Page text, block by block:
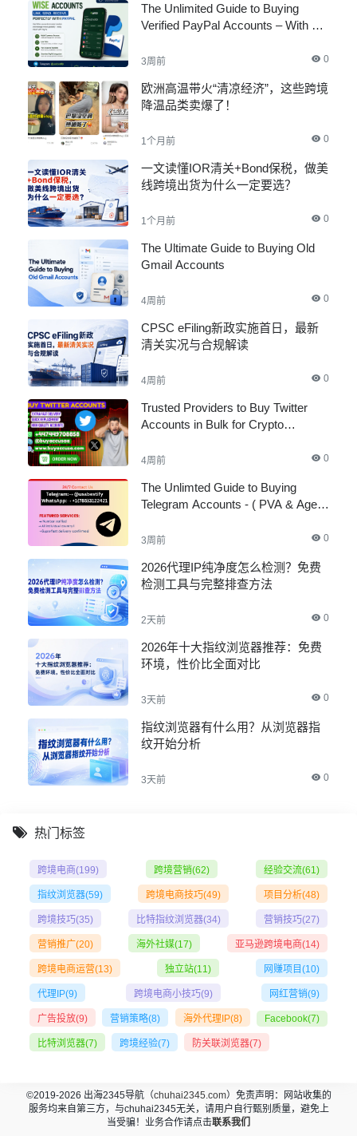
The Unlimited Guide to Buying
Verified PayPal Accounts – With All
3周前 0
欧洲高温带火“清凉经济”，这些跨境
降温品类卖爆了！
1个月前 0
一文读懂IOR清关+Bond保税，做美
线跨境出货为什么一定要选？
1个月前 0
The Ultimate Guide to Buying Old
Gmail Accounts
4周前 0
CPSC eFiling新政实施首日，最新
清关实况与合规解读
4周前 0
Trusted Providers to Buy Twitter
Accounts in Bulk for Crypto
4周前 0
The Unlimted Guide to Buying
Telegram Accounts - ( PVA & Aged
3周前 0
2026代理IP纯净度怎么检测？免费
检测工具与完整排查方法
2天前 0
2026年十大指纹浏览器推荐：免费
环境，性价比全面对比
3天前 0
指纹浏览器有什么用？从浏览器指
纹开始分析
3天前 0
热门标签
跨境电商(199) 跨境营销(62) 经验交流(61)
指纹浏览器(59) 跨境电商技巧(49) 项目分析(48)
跨境技巧(35) 比特指纹浏览器(34) 营销技巧(27)
营销推广(20) 海外社媒(17) 亚马逊跨境电商(14)
跨境电商运营(13) 独立站(11) 网赚项目 (10)
代理IP(9) 跨境电商小技巧(9) 网红营销(9)
广告投放(9) 营销策略(8) 海外代理IP(8) Facebook(7)
比特浏览器(7) 跨境经验(7) 防关联浏览器(7)
©2019-2026 出海2345导航（chuhai2345.com）免责声明：网站收集的
服务均来自第三方，与chuhai2345无关，请用户自行甄别质量，避免上
当受骗！业务合作请点击联系我们